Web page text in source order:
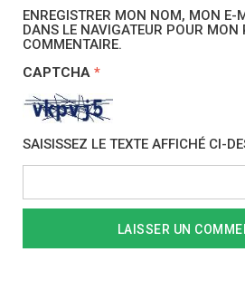
ENREGISTRER MON NOM, MON E-
DANS LE NAVIGATEUR POUR MON
COMMENTAIRE.
CAPTCHA *
SAISISSEZ LE TEXTE AFFICHÉ CI-